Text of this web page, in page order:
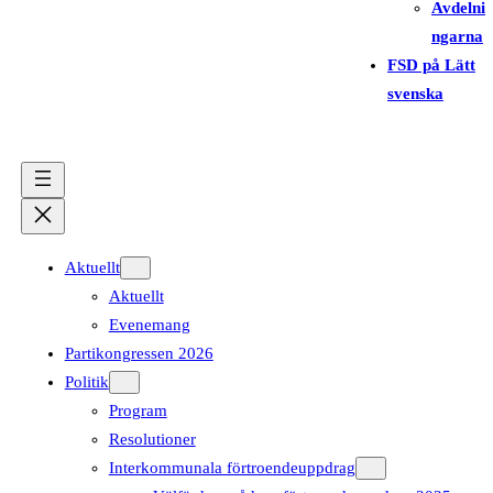
Avdelni
ngarna
FSD på Lätt
svenska
Aktuellt
Aktuellt
Evenemang
Partikongressen 2026
Politik
Program
Resolutioner
Interkommunala förtroendeuppdrag